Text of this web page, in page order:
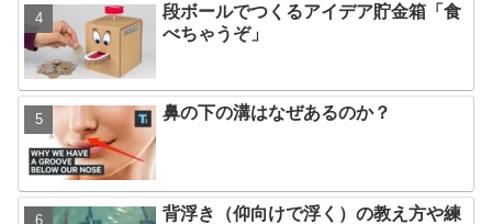
段ボールでつくるアイデア貯金箱「食
べちゃうぞ」
鼻の下の溝はなぜあるのか？
背浮き（仰向けで浮く）の教え方や練